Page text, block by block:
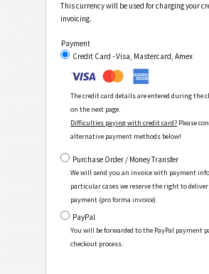
This currency will be used for charging your
invoicing.
Payment
Credit Card - Visa, Mastercard, Amex
The credit card details are entered during the
on the next page.
Difficulties paying with credit card? Please
alternative payment methods below!
Purchase Order / Money Transfer
We will send you an invoice with payment
particular cases we reserve the right to
payment (pro forma invoice).
PayPal
You will be forwarded to the PayPal payment
checkout process.